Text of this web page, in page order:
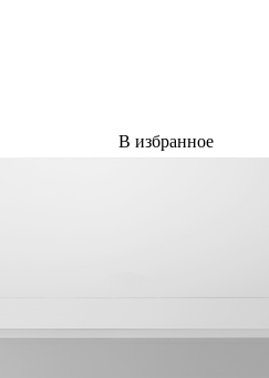
В избранное